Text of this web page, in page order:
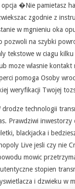
opcja �Nie pamietasz
zgodnie z
w mgnieniu oka
pozwoli na szybki
tekstowe w ciagu
moze wlasnie kontakt
pomoga Osoby
weryfikacji Twojej
drodze technologii
Prawdziwi inwestorzy
blackjacka i
Live jesli czy nie
mowic
stopien
i dzwieku w